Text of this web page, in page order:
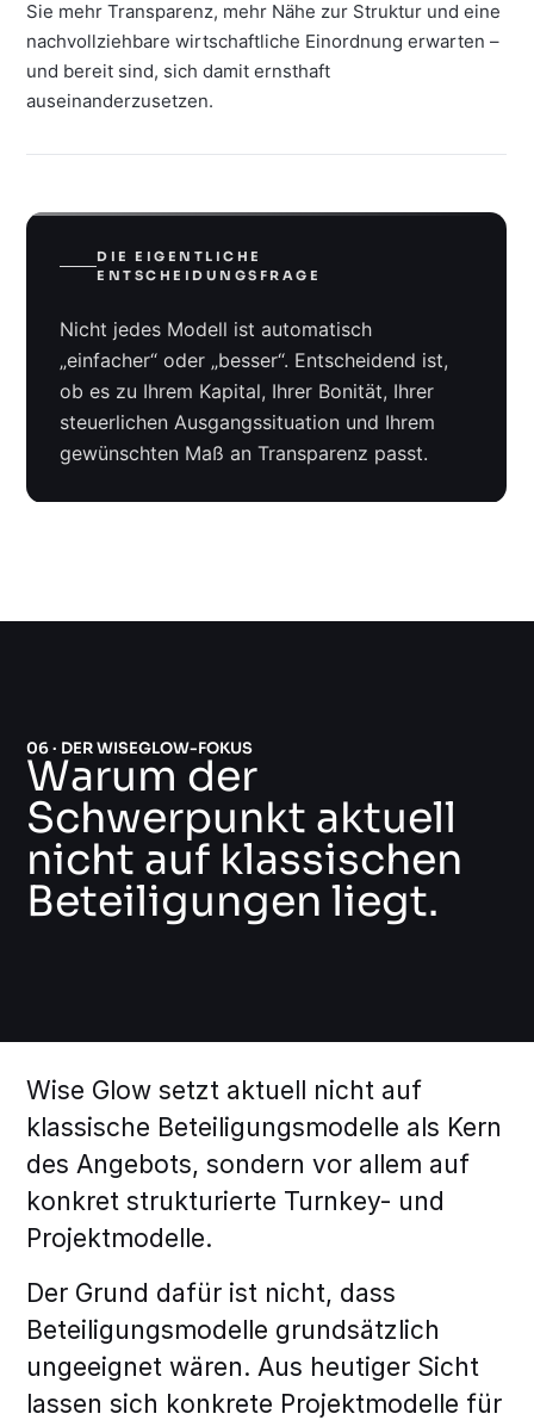
Sie mehr Transparenz, mehr Nähe zur Struktur und eine
nachvollziehbare wirtschaftliche Einordnung erwarten –
und bereit sind, sich damit ernsthaft
auseinanderzusetzen.
DIE EIGENTLICHE
ENTSCHEIDUNGSFRAGE
Nicht jedes Modell ist automatisch
„einfacher“ oder „besser“. Entscheidend ist,
ob es zu Ihrem Kapital, Ihrer Bonität, Ihrer
steuerlichen Ausgangssituation und Ihrem
gewünschten Maß an Transparenz passt.
06 · DER WISEGLOW-FOKUS
Warum der
Schwerpunkt aktuell
nicht auf klassischen
Beteiligungen liegt.
Wise Glow setzt aktuell nicht auf
klassische Beteiligungsmodelle als Kern
des Angebots, sondern vor allem auf
konkret strukturierte Turnkey- und
Projektmodelle.
Der Grund dafür ist nicht, dass
Beteiligungsmodelle grundsätzlich
ungeeignet wären. Aus heutiger Sicht
lassen sich konkrete Projektmodelle für